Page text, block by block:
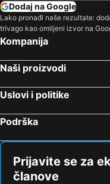
Dodaj na Google
Lako pronađi naše rezultate:
trivago kao omiljeni izvor na
Kompanija
Naši proizvodi
Uslovi i politike
Podrška
Prijavite se za
članove